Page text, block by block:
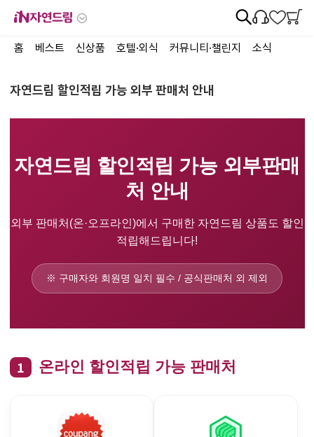
홈 베스트 신상품 호텔·외식 커뮤니티·챌린지 소식
자연드림 할인적립 가능 외부 판매처 안내
자연드림 할인적립 가능 외부판매
처 안내
외부 판매처(온·오프라인)에서 구매한자연드림 상품도 할인
적립해드립니다!
※ 구매자와 회원명 일치 필수 / 공식판매처 외 제외
1 온라인 할인적립 가능 판매처